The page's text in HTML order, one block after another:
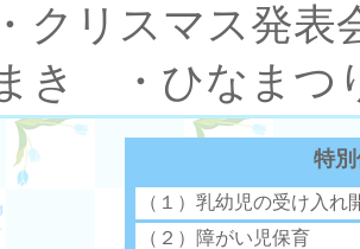
クリスマス発表
まき ・ひなま
特
（１）乳幼児の受け入れ
（２）障がい児保育